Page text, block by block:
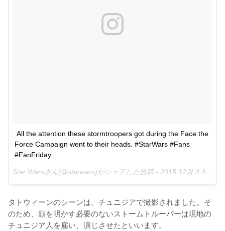
All the attention these stormtroopers got during the Face the
Force Campaign went to their heads. #StarWars #Fans
#FanFriday
Star Warsさん(@starwars)がシェアした投稿 - 2015 12月 4 4:46午後 PST
タトウィーンのシーンは、チュニジアで撮影されました。そ
のため、顔を明かす必要のないストームトルーパーは現地の
チュニジア人を雇い、演じさせたといいます。